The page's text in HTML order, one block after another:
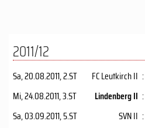
2011/12
Sa, 20.08.2011, 2.ST FC Leutkirch II :
Mi, 24.08.2011, 3.ST Lindenberg II :
Sa, 03.09.2011, 5.ST SVN II :